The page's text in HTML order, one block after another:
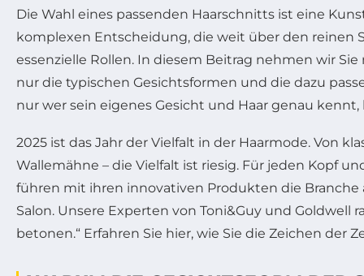
Die Wahl eines passenden Haarschnitts ist eine
komplexen Entscheidung, die weit über den reinen
essenzielle Rollen. In diesem Beitrag nehmen wir
nur die typischen Gesichtsformen und die dazu
nur wer sein eigenes Gesicht und Haar genau
2025 ist das Jahr der Vielfalt in der Haarmode. Von
Wallemähne – die Vielfalt ist riesig. Für jeden Kopf
führen mit ihren innovativen Produkten die Branche
Salon. Unsere Experten von Toni&Guy und
betonen.“ Erfahren Sie hier, wie Sie die Zeichen